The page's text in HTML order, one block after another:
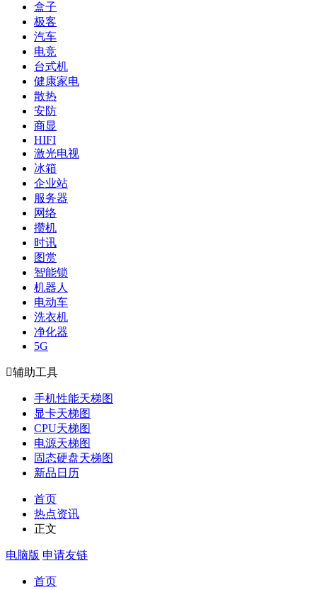
盒子
极客
汽车
电竞
台式机
健康家电
散热
安防
商显
HIFI
激光电视
冰箱
企业站
服务器
网络
攒机
时讯
图赏
智能锁
机器人
电动车
洗衣机
净化器
5G
辅助工具
手机性能天梯图
显卡天梯图
CPU天梯图
电源天梯图
固态硬盘天梯图
新品日历
首页
热点资讯
正文
电脑版 申请友链
首页